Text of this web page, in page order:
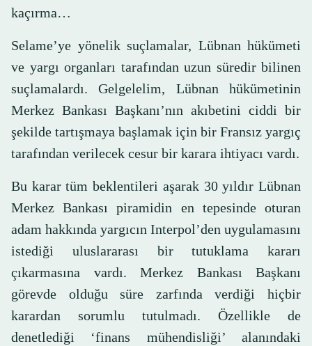
kaçırma…
Selame’ye yönelik suçlamalar, Lübnan hükümeti
ve yargı organları tarafından uzun süredir bilinen
suçlamalardı. Gelgelelim, Lübnan hükümetinin
Merkez Bankası Başkanı’nın akıbetini ciddi bir
şekilde tartışmaya başlamak için bir Fransız yargıç
tarafından verilecek cesur bir karara ihtiyacı vardı.
Bu karar tüm beklentileri aşarak 30 yıldır Lübnan
Merkez Bankası piramidin en tepesinde oturan
adam hakkında yargıcın Interpol’den uygulamasını
istediği uluslararası bir tutuklama kararı
çıkarmasına vardı. Merkez Bankası Başkanı
görevde olduğu süre zarfında verdiği hiçbir
karardan sorumlu tutulmadı. Özellikle de
denetlediği ‘finans mühendisliği’ alanındaki